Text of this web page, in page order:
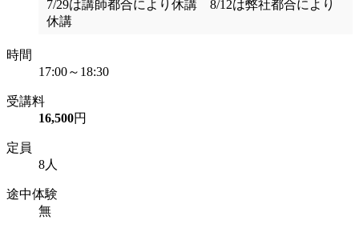
7/29は講師都合により休講 8/12は弊社都合により
休講
時間
17:00～18:30
受講料
16,500円
定員
8人
途中体験
無